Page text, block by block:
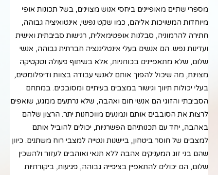
מספרי שתיים מאופיינים ביחסי אנוש מצוינים, בשל תכונות אופי
מיוחדות המשויכות אליהם, כמו שקט נפשי, אינטואיציה גבוהה,
חתירה להרמוניה, סבלנות אופטימאלית, רגישות סביבתית ואישית
ועדינות נפש. הם אנשים בעלי אינטליגנציה חברתית גבוהה, אנשי
שלום, שלא מתאפיינים בכוחניות, אלא בשיתוף פעולה וטקטיקה
מצוינת, מה שיכול להפוך אותם לאנשי עבודה בצוות ודיפלומטים,
בעלי יכולות תיווך וגישור במצבים בעיתיים ומסובכים. במתחם
הסביבתי והזוגי הם אנשי חום ואהבה, שלא נרתעים ממגע, שואפים
לרצות את הסובבים אותם ונמנעים מווכחנות יתר. הרצון שלהם
באהבה, יחד עם תכנותיהם הפשרניות, יכולים להוביל אותם
למצבים של חוסר ביטחון, ביישנות ונטייה למצבי רוח משתנים. כיוון
שהם בני זוג המעניקים אהבה ללא תנאי ואוהבים לעזור ולהשכין
שלום, הם יכולים להתאפיין בציפייה גבוהה, פגיעות, ביקורתיות